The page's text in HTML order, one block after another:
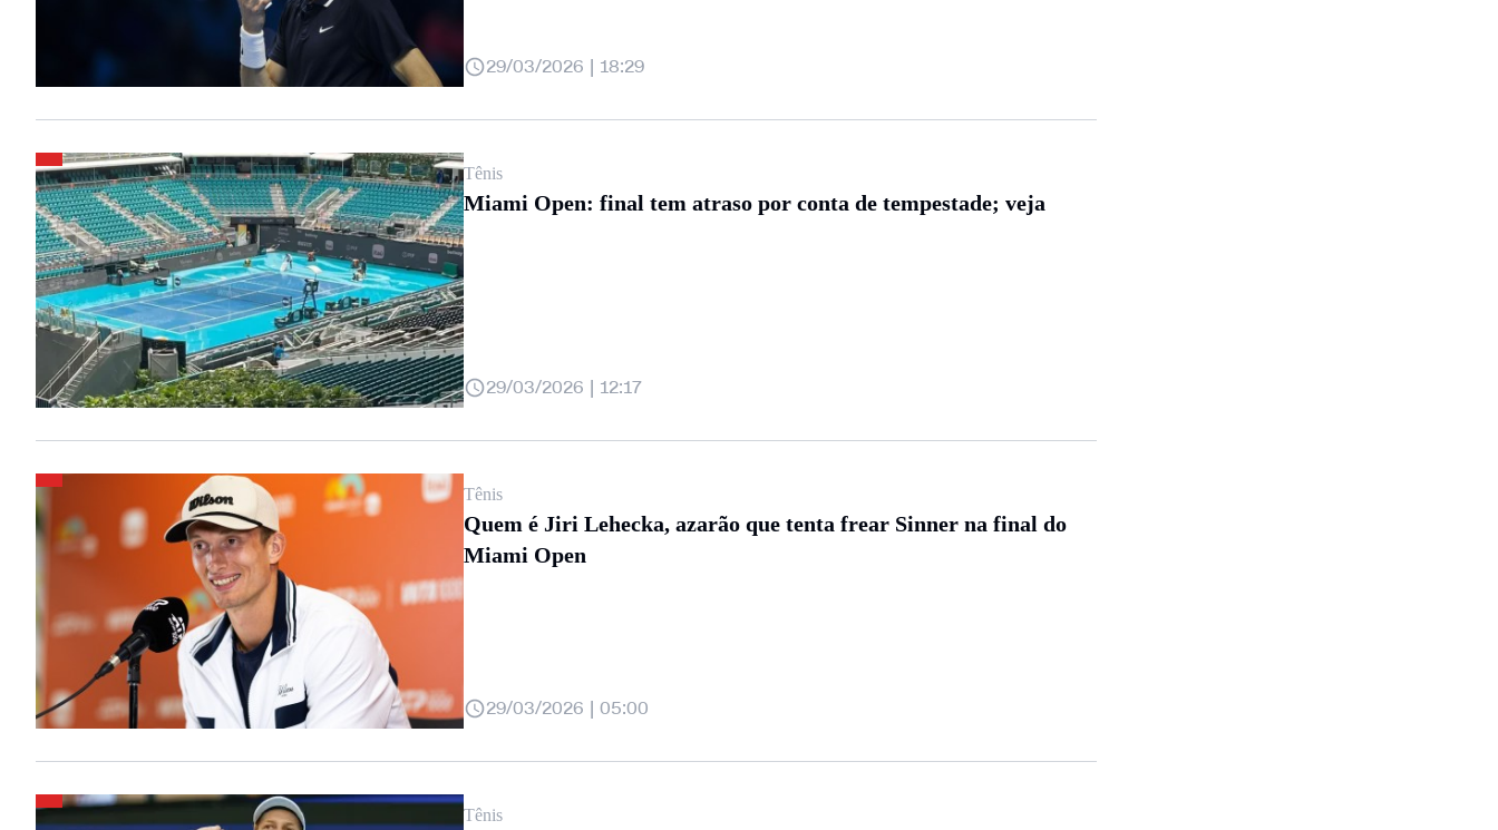
29/03/2026 | 18:29
Tênis
Miami Open: final tem atraso por conta de tempestade; veja
29/03/2026 | 12:17
Tênis
Quem é Jiri Lehecka, azarão que tenta frear Sinner na final do
Miami Open
29/03/2026 | 05:00
Tênis